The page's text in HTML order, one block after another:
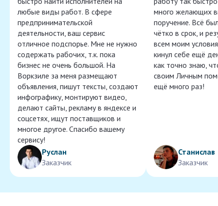
любые виды работ. В сфере
предпринимательской
деятельности, ваш сервис
отличное подспорье. Мне не нужно
содержать рабочих, т.к. пока
бизнес не очень большой. На
Воркзиле за меня размещают
объявления, пишут тексты, создают
инфографику, монтируют видео,
делают сайты, рекламу в яндексе и
соцсетях, ищут поставщиков и
многое другое. Спасибо вашему
сервису!
Руслан
Заказчик
много желающих
поручение. Всё
чётко в срок, и
всем моим
кинул себе ещё
как точно знаю,
своим Личным
ещё много раз!
Станислав
Заказчик